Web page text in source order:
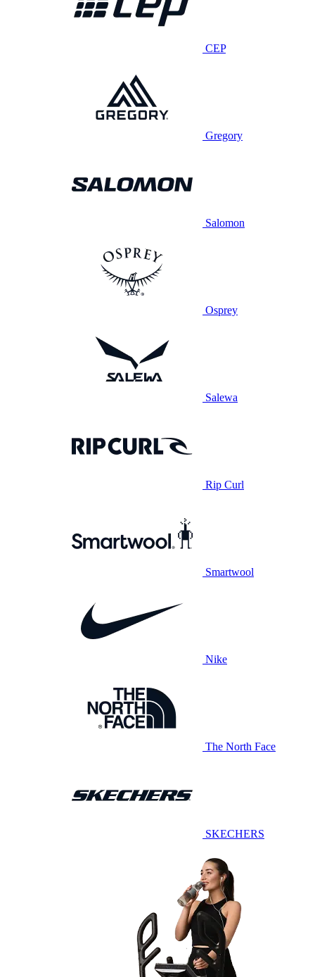
CEP
Gregory
Salomon
Osprey
Salewa
Rip Curl
Smartwool
Nike
The North Face
SKECHERS